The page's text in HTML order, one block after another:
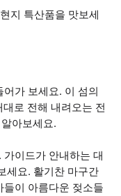
지 특산품을 맛보세
가 보세요. 이 섬의
로 전해 내려오는 전
아보세요.
이드가 안내하는 대
세요. 활기찬 마구간
이 아름다운 젖소들